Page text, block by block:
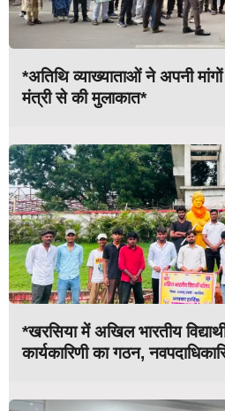
*अतिथि व्याख्याताओं ने अपनी
मंत्री से की मुलाकात*
*खरसिया में अखिल भारतीय
कार्यकारिणी का गठन,